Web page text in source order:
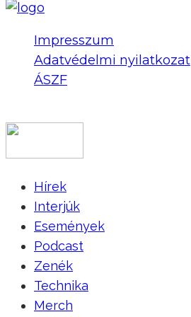
Impresszum
Adatvédelmi nyilatkozat
ÁSZF
Hírek
Interjúk
Események
Podcast
Zenék
Technika
Merch